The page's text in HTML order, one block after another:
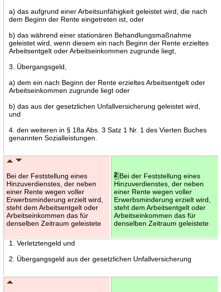
a) das aufgrund einer Arbeitsunfähigkeit geleistet wird, die nach
dem Beginn der Rente eingetreten ist, oder
b) das während einer stationären Behandlungsmaßnahme
geleistet wird, wenn diesem ein nach Beginn der Rente erzieltes
Arbeitsentgelt oder Arbeitseinkommen zugrunde liegt,
3. Übergangsgeld,
a) dem ein nach Beginn der Rente erzieltes Arbeitsentgelt oder
Arbeitseinkommen zugrunde liegt oder
b) das aus der gesetzlichen Unfallversicherung geleistet wird,
und
4. den weiteren in § 18a Abs. 3 Satz 1 Nr. 1 des Vierten Buches
genannten Sozialleistungen.
Bei der Feststellung eines
Hinzuverdienstes, der neben
einer Rente wegen voller
Erwerbsminderung erzielt wird,
steht dem Arbeitsentgelt oder
Arbeitseinkommen das für
denselben Zeitraum geleistete
2 Bei der Feststellung eines
Hinzuverdienstes, der neben
einer Rente wegen voller
Erwerbsminderung erzielt wird,
steht dem Arbeitsentgelt oder
Arbeitseinkommen das für
denselben Zeitraum geleistete
1. Verletztengeld und
2. Übergangsgeld aus der gesetzlichen Unfallversicherung